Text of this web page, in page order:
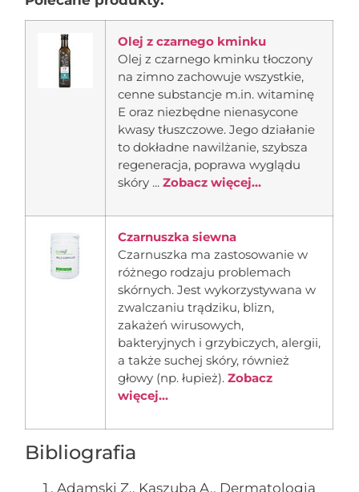
Olej z czarnego kminku
Olej z czarnego kminku tłoczony
na zimno zachowuje wszystkie,
cenne substancje m.in. witaminę
E oraz niezbędne nienasycone
kwasy tłuszczowe. Jego działanie
to dokładne nawilżanie, szybsza
regeneracja, poprawa wyglądu
skóry ...Zobacz więcej...
Czarnuszka siewna
Czarnuszka ma zastosowanie w
różnego rodzaju problemach
skórnych. Jest wykorzystywana w
zwalczaniu trądziku, blizn,
zakażeń wirusowych,
bakteryjnych i grzybiczych, alergii,
a także suchej skóry, również
głowy (np. łupież).Zobacz
więcej...
Bibliografia
Adamski Z., Kaszuba A., Dermatologia